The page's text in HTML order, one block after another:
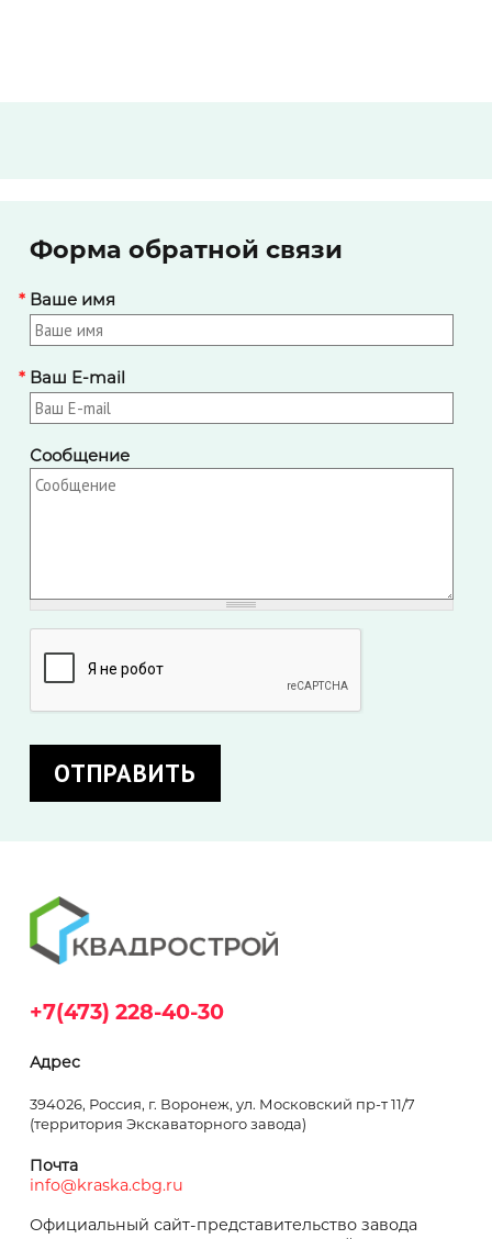
Форма обратной связи
Ваше имя
*
Ваш E-mail
*
Сообщение
+7(473) 228-40-30
Адрес
394026, Россия, г. Воронеж, ул. Московский пр-т 11/7
(территория Экскаваторного завода)
Почта
info@kraska.cbg.ru
Официальный сайт-представительство завода